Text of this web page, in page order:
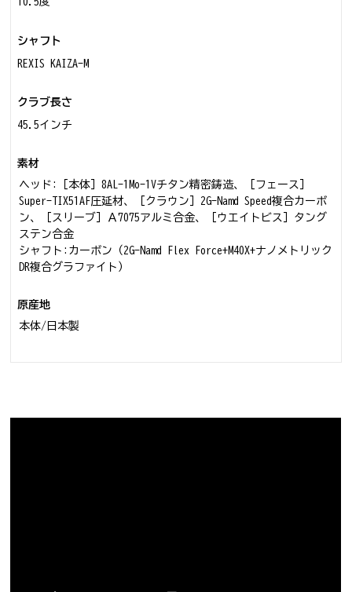
シャフト
REXIS KAIZA-M
クラブ長さ
45.5インチ
素材
ヘッド:［本体］8AL-1Mo-1Vチタン精密鋳造、［フェース］
Super-TIX51AF圧延材、［クラウン］2G-Namd Speed複合カーボ
ン、［スリーブ］Ａ7075アルミ合金、［ウエイトビス］タング
ステン合金
シャフト:カーボン（2G-Namd Flex Force+M40X+ナノメトリック
DR複合グラファイト）
原産地
本体/日本製